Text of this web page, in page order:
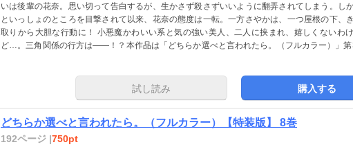
いは後輩の花奈。思い切って告白するが、生かさず殺さずいいように翻弄されてしまう。し
といっしょのところを目撃されて以来、花奈の態度は一転。一方さやかは、一つ屋根の下、
取りから大胆な行動に！ 小悪魔かわいい系と気の強い美人、二人に挟まれ、嬉しくないわ
ど…。三角関係の行方は――！？本作品は「どちらか選べと言われたら。（フルカラー）」第
試し読み 購入する
どちらか選べと言われたら。（フルカラー）【特装版】 8巻
192ページ |750pt